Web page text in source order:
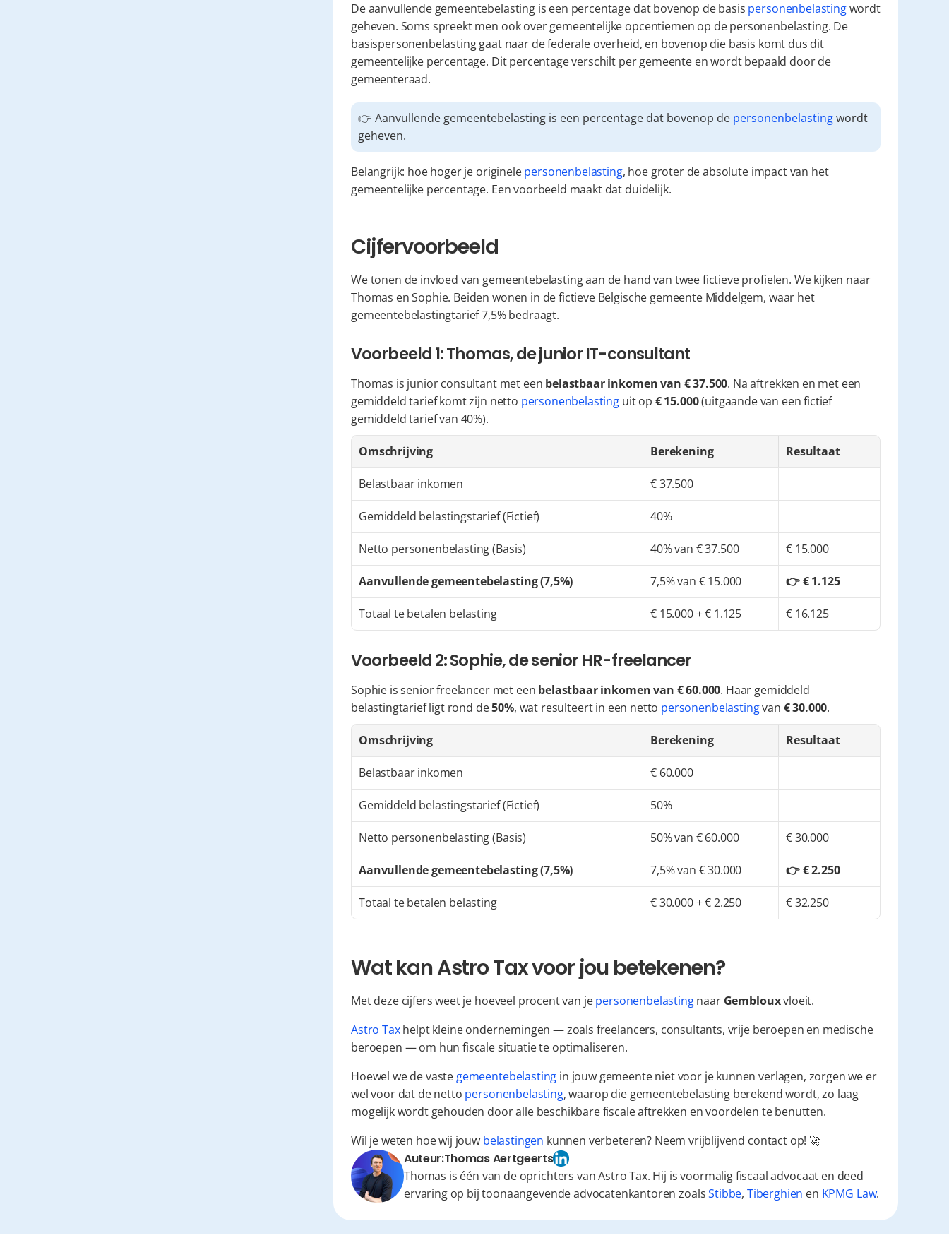
De aanvullende gemeentebelasting is een percentage dat bovenop de basis personenbelasting wordt
geheven. Soms spreekt men ook over gemeentelijke opcentiemen op de personenbelasting. De
basispersonenbelasting gaat naar de federale overheid, en bovenop die basis komt dus dit
gemeentelijke percentage. Dit percentage verschilt per gemeente en wordt bepaald door de
gemeenteraad.
👉 Aanvullende gemeentebelasting is een percentage dat bovenop de personenbelasting wordt
geheven.
Belangrijk: hoe hoger je originele personenbelasting, hoe groter de absolute impact van het
gemeentelijke percentage. Een voorbeeld maakt dat duidelijk.
Cijfervoorbeeld
We tonen de invloed van gemeentebelasting aan de hand van twee fictieve profielen. We kijken naar
Thomas en Sophie. Beiden wonen in de fictieve Belgische gemeente Middelgem, waar het
gemeentebelastingtarief 7,5% bedraagt.
Voorbeeld 1: Thomas, de junior IT-consultant
Thomas is junior consultant met een belastbaar inkomen van € 37.500. Na aftrekken en met een
gemiddeld tarief komt zijn netto personenbelasting uit op € 15.000 (uitgaande van een fictief
gemiddeld tarief van 40%).
Omschrijving Berekening Resultaat
Belastbaar inkomen € 37.500
Gemiddeld belastingstarief (Fictief) 40%
Netto personenbelasting (Basis) 40% van € 37.500 € 15.000
Aanvullende gemeentebelasting (7,5%) 7,5% van € 15.000 👉 € 1.125
Totaal te betalen belasting € 15.000 + € 1.125 € 16.125
Voorbeeld 2: Sophie, de senior HR-freelancer
Sophie is senior freelancer met een belastbaar inkomen van € 60.000. Haar gemiddeld
belastingtarief ligt rond de 50%, wat resulteert in een netto personenbelasting van € 30.000.
Omschrijving Berekening Resultaat
Belastbaar inkomen € 60.000
Gemiddeld belastingstarief (Fictief) 50%
Netto personenbelasting (Basis) 50% van € 60.000 € 30.000
Aanvullende gemeentebelasting (7,5%) 7,5% van € 30.000 👉 € 2.250
Totaal te betalen belasting € 30.000 + € 2.250 € 32.250
Wat kan Astro Tax voor jou betekenen?
Met deze cijfers weet je hoeveel procent van je personenbelasting naar Gembloux vloeit.
Astro Tax helpt kleine ondernemingen — zoals freelancers, consultants, vrije beroepen en medische
beroepen — om hun fiscale situatie te optimaliseren.
Hoewel we de vaste gemeentebelasting in jouw gemeente niet voor je kunnen verlagen, zorgen we er
wel voor dat de netto personenbelasting, waarop die gemeentebelasting berekend wordt, zo laag
mogelijk wordt gehouden door alle beschikbare fiscale aftrekken en voordelen te benutten.
Wil je weten hoe wij jouw belastingen kunnen verbeteren? Neem vrijblijvend contact op! 🚀
Auteur:Thomas Aertgeerts
Thomas is één van de oprichters van Astro Tax. Hij is voormalig fiscaal advocaat en deed
ervaring op bij toonaangevende advocatenkantoren zoalsStibbe, Tiberghien en KPMG Law.